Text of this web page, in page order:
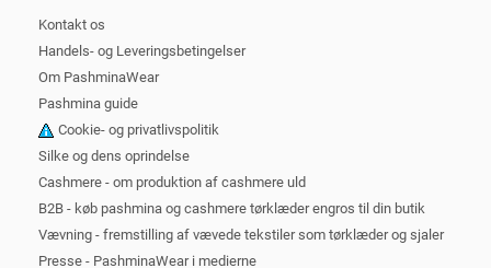
Kontakt os
Handels- og Leveringsbetingelser
Om PashminaWear
Pashmina guide
Cookie- og privatlivspolitik
Silke og dens oprindelse
Cashmere - om produktion af cashmere uld
B2B - køb pashmina og cashmere tørklæder engros til din butik
Vævning - fremstilling af vævede tekstiler som tørklæder og sjaler
Presse - PashminaWear i medierne